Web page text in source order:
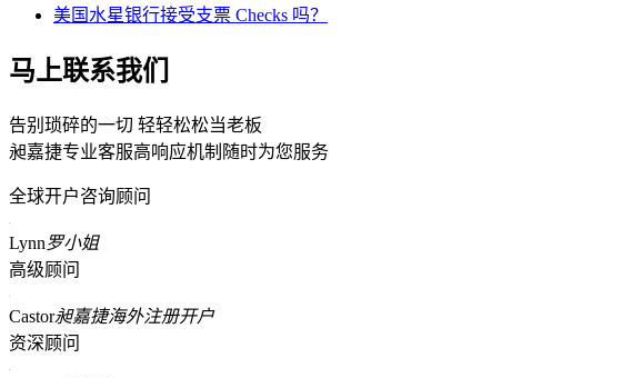
美国水星银行接受支票 Checks 吗？
马上联系我们
告别琐碎的一切 轻轻松松当老板
昶嘉捷专业客服高响应机制随时为您服务
全球开户咨询顾问
Lynn罗小姐
高级顾问
Castor昶嘉捷海外注册开户
资深顾问